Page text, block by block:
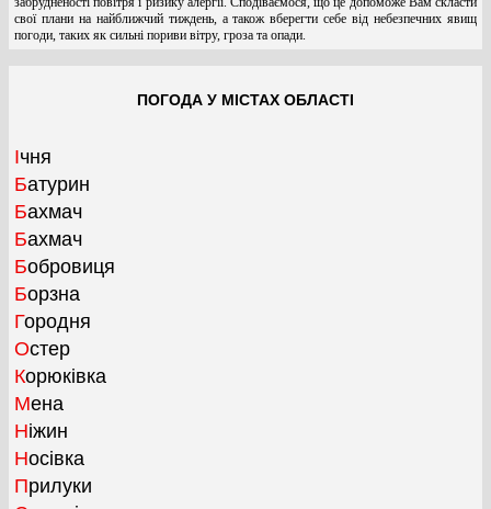
свої плани на найближчий тиждень, а також вберегти себе від небезпечних явищ
погоди, таких як сильні пориви вітру, гроза та опади.
ПОГОДА У МІСТАХ ОБЛАСТІ
Ічня
Батурин
Бахмач
Бахмач
Бобровиця
Борзна
Городня
Остер
Корюківка
Мена
Ніжин
Носівка
Прилуки